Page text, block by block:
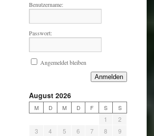
Benutzername:
Passwort:
Angemeldet bleiben
Anmelden
August 2026
M D M D F S S
1
2
3
4 5 6 7 8
9